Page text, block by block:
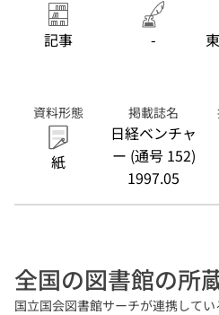
記事 -
資料形態
紙
掲載誌名
日経ベンチャ
ー (通号 152)
1997.05
全国の図書館の所
国立国会図書館サーチが連携して